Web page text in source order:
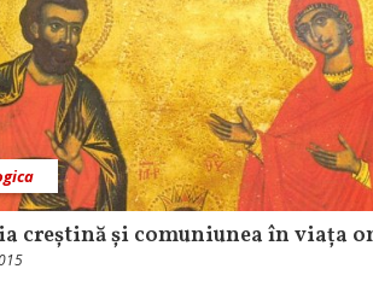
creștină și comuniunea în viața